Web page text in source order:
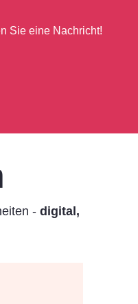
Sie eine Nachricht!
- digital,